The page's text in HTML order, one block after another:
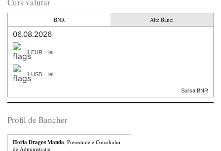
BNR Alte Banci
06.08.2026
1 EUR = lei
1 USD = lei
Sursa BNR
Profil de Bancher
Horia Dragos Manda, Presedintele Consiliului
de Administratie